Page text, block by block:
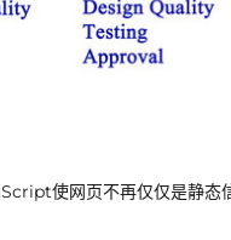
使网页不再仅仅是静态